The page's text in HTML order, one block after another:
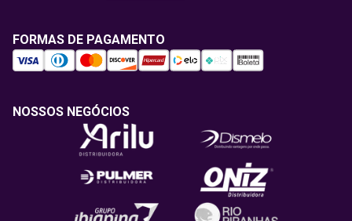
FORMAS DE PAGAMENTO
NOSSOS NEGÓCIOS